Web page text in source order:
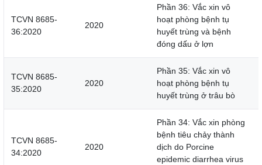
TCVN 8685-
36:2020
2020
Phần 36: Vắc xin vô
hoạt phòng bệnh tụ
huyết trùng và bệnh
đóng dấu ở lợn
TCVN 8685-
35:2020
2020
Phần 35: Vắc xin vô
hoạt phòng bệnh tụ
huyết trùng ở trâu bò
TCVN 8685-
34:2020
2020
Phần 34: Vắc xin phòng
bệnh tiêu chảy thành
dịch do Porcine
epidemic diarrhea virus